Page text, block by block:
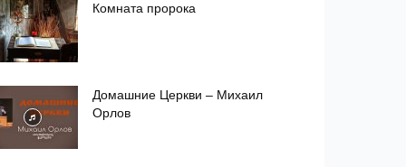
Комната пророка
Домашние Церкви – Михаил
Орлов